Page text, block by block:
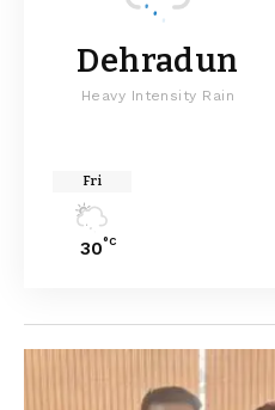
Dehradun
Heavy Intensity Rain
Fri
30°C